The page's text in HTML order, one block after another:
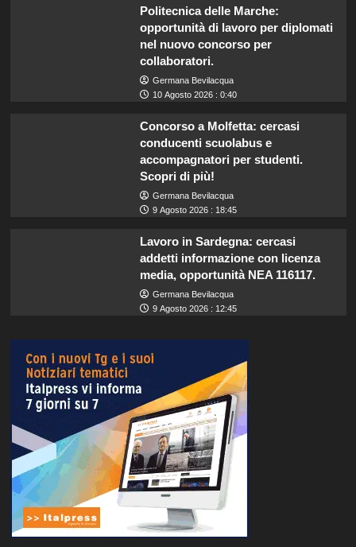
Politecnica delle Marche:
opportunità di lavoro per diplomati
nel nuovo concorso per
collaboratori.
Germana Bevilacqua
10 Agosto 2026 : 0:40
Concorso a Molfetta: cercasi
conducenti scuolabus e
accompagnatori per studenti.
Scopri di più!
Germana Bevilacqua
9 Agosto 2026 : 18:45
Lavoro in Sardegna: cercasi
addetti informazione con licenza
media, opportunità NEA 116117.
Germana Bevilacqua
9 Agosto 2026 : 12:45